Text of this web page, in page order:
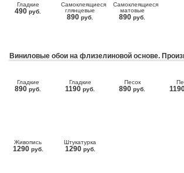
Гладкие
490 руб.
Самоклеящиеся
глянцевые
890 руб.
Самоклеящиеся
матовые
890 руб.
Виниловые обои на флизелиновой основе.
Гладкие
890 руб.
Гладкие
1190 руб.
Песок
890 руб.
Живопись
1290 руб.
Штукатурка
1290 руб.